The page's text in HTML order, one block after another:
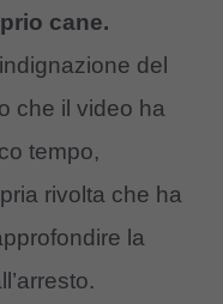
cane.
del
che il video ha
tempo,
rivolta che ha
la